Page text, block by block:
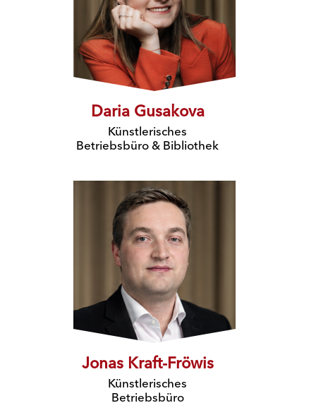
Daria Gusakova
Künstlerisches
Betriebsbüro & Bibliothek
Jonas Kraft-Fröwis
Künstlerisches
Betriebsbüro